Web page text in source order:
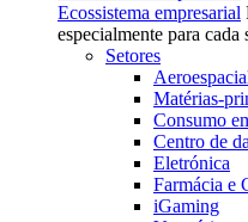
Ecossistema empresarial
especialmente para cada
Setores
Matérias-
Consumo
Centro de
Eletrónica
Farmácia e
iGaming